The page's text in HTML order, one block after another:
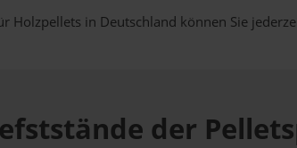
Holzpellets in Deutschland können Sie
der